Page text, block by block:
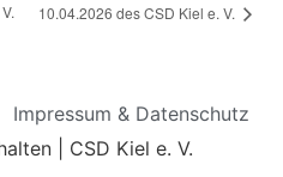
10.04.2026 des CSD Kiel e. V.
Impressum & Datenschutz
| CSD Kiel e. V.